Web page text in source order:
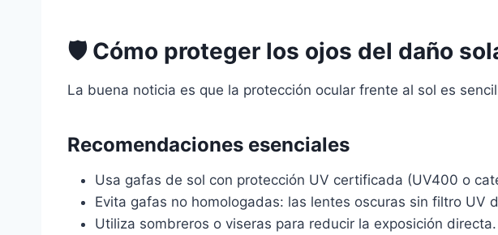
🛡️ Cómo proteger los ojos del daño
La buena noticia es que la protección ocular frente al sol es
Recomendaciones esenciales
Usa gafas de sol con protección UV certificada (UV400 o
Evita gafas no homologadas: las lentes oscuras sin filtro
Utiliza sombreros o viseras para reducir la exposición directa.